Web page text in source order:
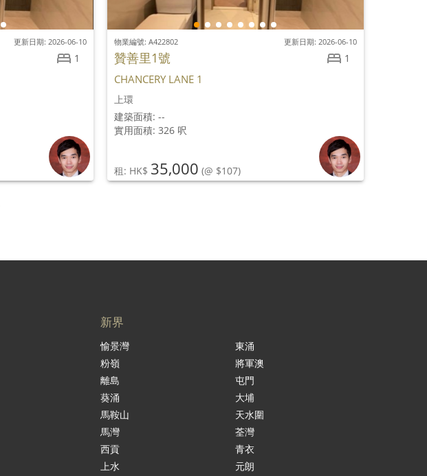
1
更新日期: 2026-06-10
1
物業編號: A422802 更新日期: 2026-06-10
贊善里1號
CHANCERY LANE 1
上環
建築面積: --
實用面積: 326 呎
租: HK$ 35,000 (@ $107)
新界
愉景灣
粉嶺
離島
葵涌
馬鞍山
馬灣
西貢
上水
東涌
將軍澳
屯門
大埔
天水圍
荃灣
青衣
元朗